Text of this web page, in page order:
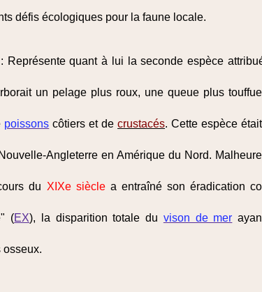
défis écologiques pour la faune locale.
Représente quant à lui la seconde espèce
un pelage plus roux, une queue plus
poissons côtiers et decrustacés. Cette espèce
Angleterre en Amérique du Nord.
du XIXe sièclea entraîné son éradication
(EX), la disparition totale du vison de mer
osseux.